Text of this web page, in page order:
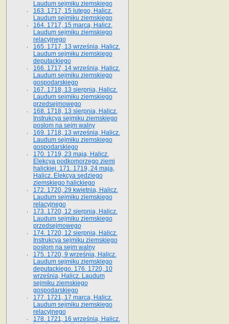
Laudum sejmiku ziemskiego
163. 1717, 15 lutego, Halicz.
Laudum sejmiku ziemskiego
164. 1717, 15 marca, Halicz.
Laudum sejmiku ziemskiego
relacyjnego
165. 1717, 13 września, Halicz.
Laudum sejmiku ziemskiego
deputackiego
166. 1717, 14 września, Halicz.
Laudum sejmiku ziemskiego
gospodarskiego
167. 1718, 13 sierpnia, Halicz.
Laudum sejmiku ziemskiego
przedsejmowego
168. 1718, 13 sierpnia, Halicz.
Instrukcya sejmiku ziemskiego
posłom na sejm walny
169. 1718, 13 września, Halicz.
Laudum sejmiku ziemskiego
gospodarskiego
170. 1719, 23 maja, Halicz.
Elekcya podkomorzego ziemi
halickiej. 171. 1719, 24 maja,
Halicz. Elekcya sędziego
ziemskiego halickiego
172. 1720, 29 kwietnia, Halicz.
Laudum sejmiku ziemskiego
relacyjnego
173. 1720, 12 sierpnia, Halicz.
Laudum sejmiku ziemskiego
przedsejmowego
174. 1720, 12 sierpnia, Halicz.
Instrukcya sejmiku ziemskiego
posłom na sejm walny
175. 1720, 9 września, Halicz.
Laudum sejmiku ziemskiego
deputackiego. 176. 1720, 10
września, Halicz. Laudum
sejmiku ziemskiego
gospodarskiego
177. 1721, 17 marca, Halicz.
Laudum sejmiku ziemskiego
relacyjnego
178. 1721, 16 września, Halicz.